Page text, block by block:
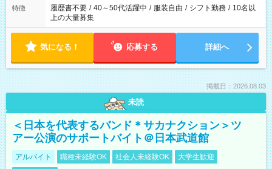
特徴 履歴書不要 / 40～50代活躍中 / 服装自由 / シフト勤務 / 10名以
上の大量募集
気になる！ 応募する 詳細へ
掲載日：2026.08.03
未読
＜日本を代表するバンド＊サカナクション＞ツ
アー公演のサポートバイト＠日本武道館
アルバイト 職種未経験OK 社会人未経験OK
大学生歓迎